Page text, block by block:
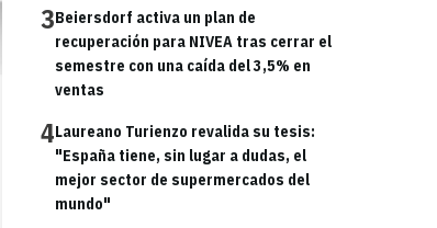
3Beiersdorf activa un plan de
recuperación para NIVEA tras cerrar el
semestre con una caída del 3,5% en
ventas
4Laureano Turienzo revalida su tesis:
"España tiene, sin lugar a dudas, el
mejor sector de supermercados del
mundo"